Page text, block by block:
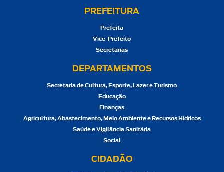
PREFEITURA
Prefeita
Vice-Prefeito
Secretarias
DEPARTAMENTOS
Secretaria de Cultura, Esporte, Lazer e Turismo
Educação
Finanças
Agricultura, Abastecimento, Meio Ambiente e Recursos Hídricos
Saúde e Vigilância Sanitária
Social
CIDADÃO